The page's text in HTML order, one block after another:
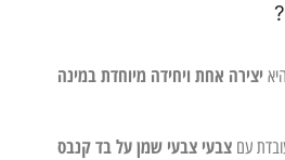
יצירה אחת ויחידה מיוחדת במינה
עם צבעי צבעי שמן על בד קנבס